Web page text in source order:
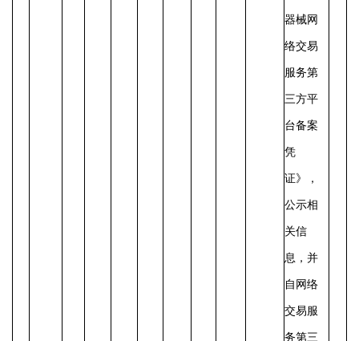
器械网
络交易
服务第
三方平
台备案
凭
证》，
公示相
关信
息，并
自网络
交易服
务第三